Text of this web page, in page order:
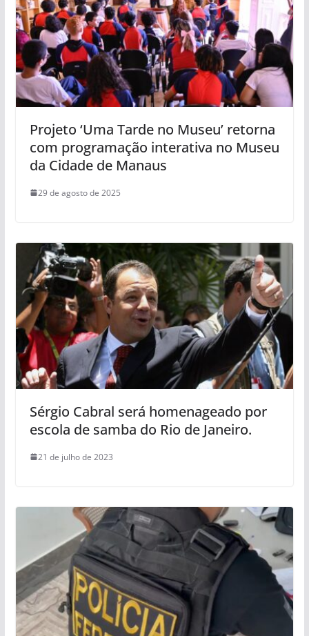
Projeto ‘Uma Tarde no Museu’ retorna
com programação interativa no Museu
da Cidade de Manaus
29 de agosto de 2025
Sérgio Cabral será homenageado por
escola de samba do Rio de Janeiro.
21 de julho de 2023